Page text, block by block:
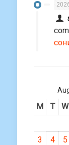
M T W
3
4 5